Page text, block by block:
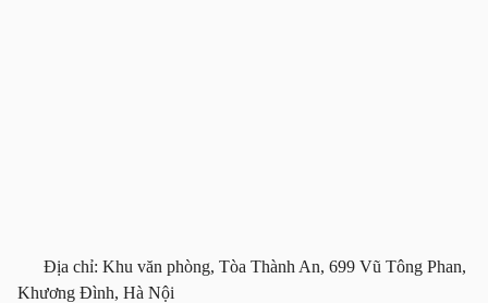
Địa chỉ: Khu văn phòng, Tòa Thành An, 699 Vũ Tông Phan,
Khương Đình, Hà Nội